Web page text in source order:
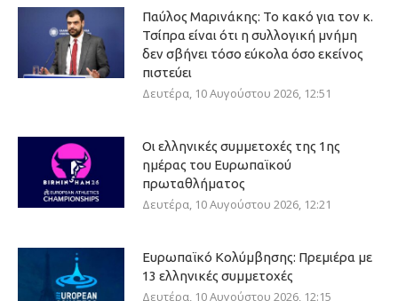
Παύλος Μαρινάκης: Το κακό για τον κ.
Τσίπρα είναι ότι η συλλογική μνήμη
δεν σβήνει τόσο εύκολα όσο εκείνος
πιστεύει
Δευτέρα, 10 Αυγούστου 2026, 12:51
Οι ελληνικές συμμετοχές της 1ης
ημέρας του Ευρωπαϊκού
πρωταθλήματος
Δευτέρα, 10 Αυγούστου 2026, 12:21
Ευρωπαϊκό Κολύμβησης: Πρεμιέρα με
13 ελληνικές συμμετοχές
Δευτέρα, 10 Αυγούστου 2026, 12:15